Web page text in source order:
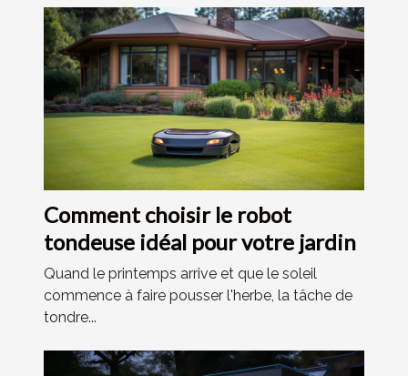
Comment choisir le robot
tondeuse idéal pour votre jardin
Quand le printemps arrive et que le soleil
commence à faire pousser l'herbe, la tâche de
tondre...